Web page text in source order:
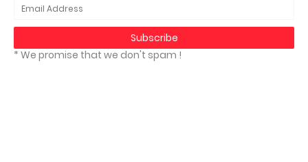
* We promise that we don't spam !